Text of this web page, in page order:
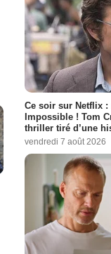
Ce soir sur Netflix
Impossible ! Tom
thriller tiré d’une
vendredi 7 août 2026